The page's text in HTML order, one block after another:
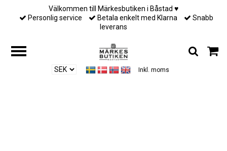
Välkommen till Märkesbutiken i Båstad ♥︎
Personlig service
Betala enkelt med Klarna
Snabb
leverans
Inkl. moms